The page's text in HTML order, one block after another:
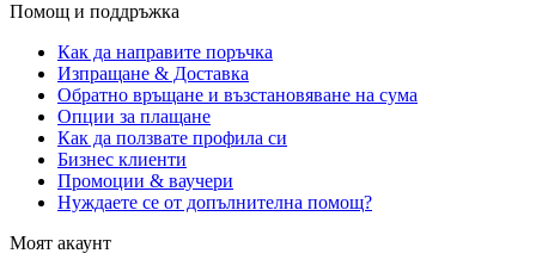
Помощ и поддръжка
Как да направите поръчка
Изпращане & Доставка
Обратно връщане и възстановяване на сума
Опции за плащане
Как да ползвате профила си
Бизнес клиенти
Промоции & ваучери
Нуждаете се от допълнителна помощ?
Моят акаунт